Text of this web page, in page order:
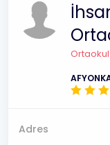
Ortaokul
Adres